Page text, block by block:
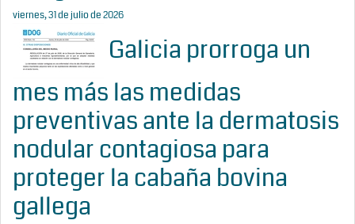
viernes, 31 de julio de 2026
Galicia prorroga un
mes más las medidas
preventivas ante la dermatosis
nodular contagiosa para
proteger la cabaña bovina
gallega